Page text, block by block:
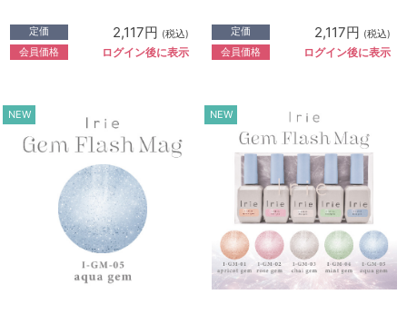
定価 2,117円 (税込)
会員価格 ログイン後に表示
定価 2,117円 (税込)
会員価格 ログイン後に表示
NEW NEW